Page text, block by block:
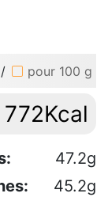
/ pour 100 g
772Kcal
47.2g
45.2g